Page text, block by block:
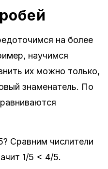
на более
научимся
их можно только,
знаменатель. По
Сравним числители
1/5 < 4/5.